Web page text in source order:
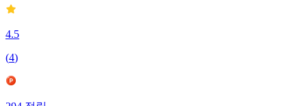
4.5
(4)